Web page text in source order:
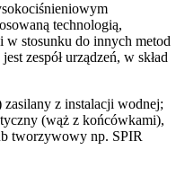
technologią,
w stosunku do innych metod
zespół urządzeń, w skład
z instalacji wodnej;
(wąż z końcówkami),
tworzywowy np. SPIR